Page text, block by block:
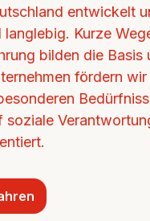
entwickelt
Kurze
bilden die Basis
fördern